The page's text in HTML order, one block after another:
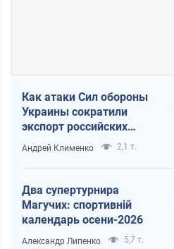
Как атаки Сил обороны
Украины сократили
экспорт российских
нефтепродуктов
Андрей Клименко 2,1 т.
Два супертурнира
Магучих: спортивній
календарь осени-2026
Александр Липенко 5,7 т.